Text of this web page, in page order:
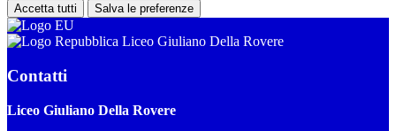
Accetta tutti Salva le preferenze
Liceo Giuliano Della Rovere
Contatti
Liceo Giuliano Della Rovere